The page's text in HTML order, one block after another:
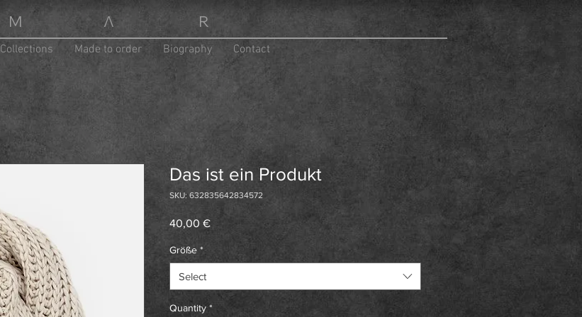
M Λ R
Collections Made to order Biography Contact
Das ist ein Produkt
SKU: 632835642834572
40,00 €Price
Größe *
Select
Quantity *